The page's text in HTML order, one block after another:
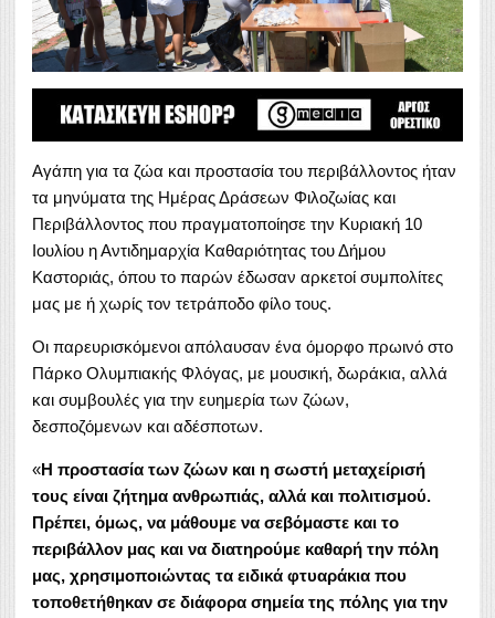
Αγάπη για τα ζώα και προστασία του περιβάλλοντος ήταν
τα μηνύματα της Ημέρας Δράσεων Φιλοζωίας και
Περιβάλλοντος που πραγματοποίησε την Κυριακή 10
Ιουλίου η Αντιδημαρχία Καθαριότητας του Δήμου
Καστοριάς, όπου το παρών έδωσαν αρκετοί συμπολίτες
μας με ή χωρίς τον τετράποδο φίλο τους.
Οι παρευρισκόμενοι απόλαυσαν ένα όμορφο πρωινό στο
Πάρκο Ολυμπιακής Φλόγας, με μουσική, δωράκια, αλλά
και συμβουλές για την ευημερία των ζώων,
δεσποζόμενων και αδέσποτων.
«Η προστασία των ζώων και η σωστή μεταχείρισή
τους είναι ζήτημα ανθρωπιάς, αλλά και πολιτισμού.
Πρέπει, όμως, να μάθουμε να σεβόμαστε και το
περιβάλλον μας και να διατηρούμε καθαρή την πόλη
μας, χρησιμοποιώντας τα ειδικά φτυαράκια που
τοποθετήθηκαν σε διάφορα σημεία της πόλης για την